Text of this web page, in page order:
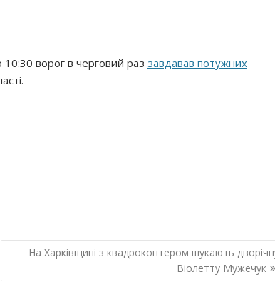
ворог в черговий раз завдавав потужних
На Харківщині з квадрокоптером шукають
Віолетту Мужечук